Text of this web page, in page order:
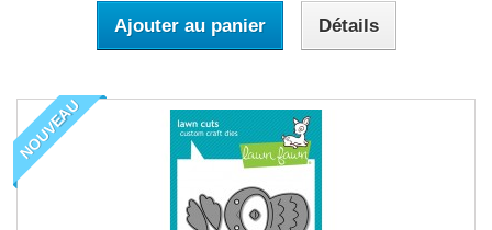
Ajouter au panier Détails
NOUVEAU